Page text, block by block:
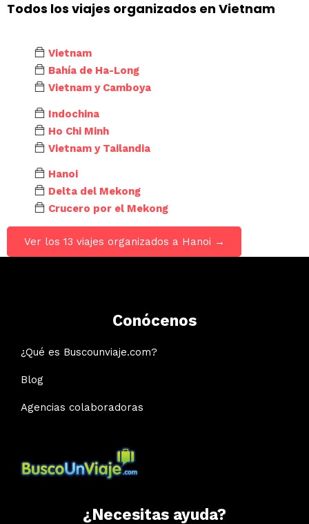
Todos los viajes organizados en Vietnam
Vietnam
Bahía de Ha-Long
Vietnam y Camboya
Indochina
Ho Chi Minh
Vietnam y Tailandia
Hanoi
Delta del Mekong
Crucero por el Mekong
Ver los 13 viajes organizados a Hanoi →
Conócenos
¿Qué es Buscounviaje.com?
Blog
Agencias colaboradoras
¿Necesitas ayuda?